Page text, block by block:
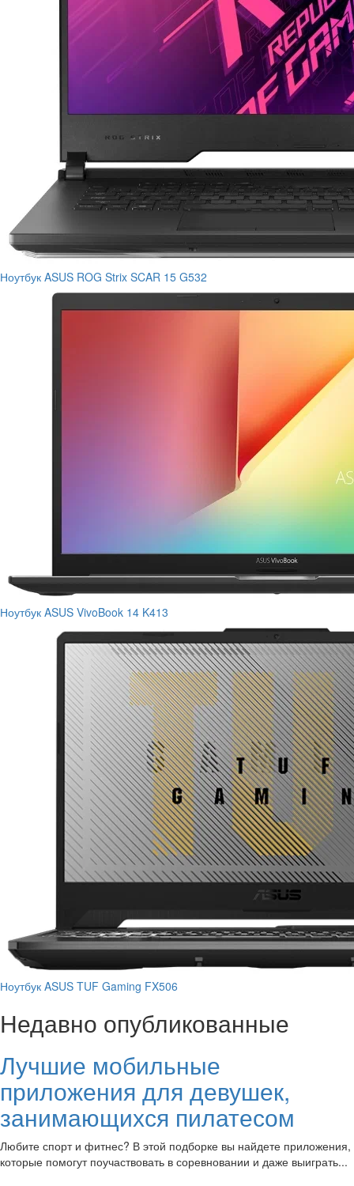
Ноутбук ASUS ROG Strix SCAR 15 G532
Ноутбук ASUS VivoBook 14 K413
Ноутбук ASUS TUF Gaming FX506
Недавно опубликованные
Лучшие мобильные
приложения для девушек,
занимающихся пилатесом
Любите спорт и фитнес? В этой подборке вы найдете приложения,
которые помогут поучаствовать в соревновании и даже выиграть...